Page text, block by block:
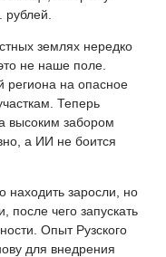
землях нередко
не наше поле.
региона на опасное
Теперь
высоким забором
а ИИ не боится
находить заросли, но
после чего запускать
Опыт Рузского
для внедрения